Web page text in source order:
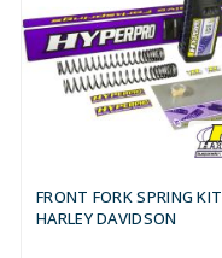
FRONT FORK SPRING KIT
HARLEY DAVIDSON